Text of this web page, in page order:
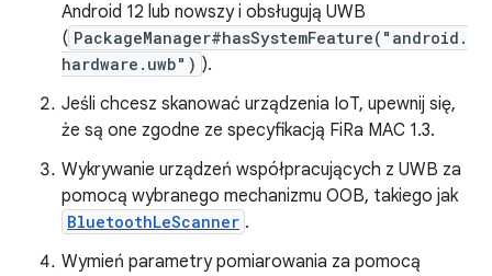
Android 12 lub nowszy i obsługują UWB
( PackageManager#hasSystemFeature("android.
hardware.uwb") ).
Jeśli chcesz skanować urządzenia IoT, upewnij się,
że są one zgodne ze specyfikacją FiRa MAC 1.3.
Wykrywanie urządzeń współpracujących z UWB za
pomocą wybranego mechanizmu OOB, takiego jak
BluetoothLeScanner .
Wymień parametry pomiarowania za pomocą